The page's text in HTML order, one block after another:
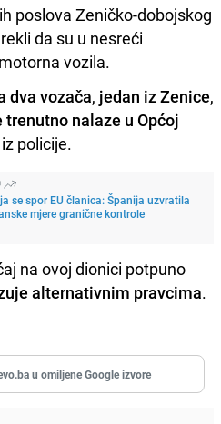
poslova Zeničko-dobojskog
da su u nesreći
vozila.
dva vozača, jedan iz Zenice,
trenutno nalaze u Općoj
policije.
se spor EU članica: Španija uzvratila
mjere granične kontrole
na ovoj dionici potpuno
alternativnim pravcima.
u omiljene Google izvore